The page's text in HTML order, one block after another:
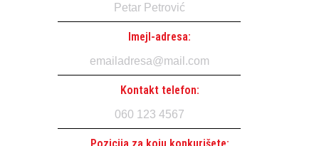
Imejl-adresa:
Kontakt telefon: